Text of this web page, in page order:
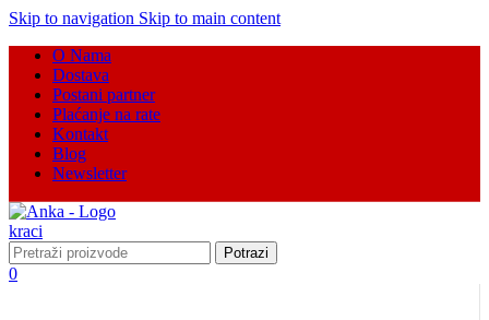
Skip to navigation Skip to main content
O Nama
Dostava
Postani partner
Plaćanje na rate
Kontakt
Blog
Newsletter
Potrazi
0